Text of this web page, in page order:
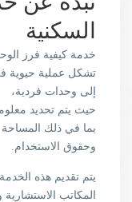
السكنية
خدمة كيفية فرز
تشكل عملية حيوية
إلى وحدات فردية،
حيث يتم تحديد
بما في ذلك المساحة
وحقوق الاستخدام.
يتم تقديم هذه
المكاتب الاستشارية